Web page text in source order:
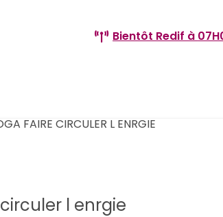
Bientôt Redif à
l enrgie